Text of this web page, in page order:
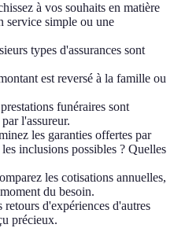
à vos souhaits en matière
service simple ou une
types d'assurances sont
est reversé à la famille ou
funéraires sont
l'assureur.
les garanties offertes par
inclusions possibles ? Quelles
les cotisations annuelles,
du besoin.
retours d'expériences d'autres
précieux.